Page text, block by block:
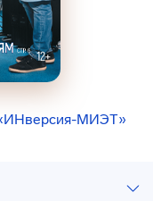
МИЭТ»